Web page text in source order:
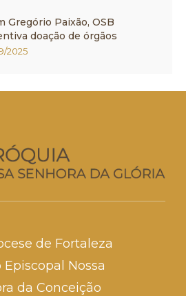
Gregório Paixão, OSB
doação de órgãos
2025
de Fortaleza
Episcopal Nossa
da Conceição